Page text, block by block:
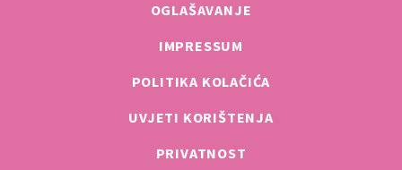
OGLAŠAVANJE
IMPRESSUM
POLITIKA KOLAČIĆA
UVJETI KORIŠTENJA
PRIVATNOST